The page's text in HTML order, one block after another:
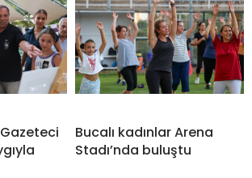
Bucalı kadınlar Arena
Stadı’nda buluştu